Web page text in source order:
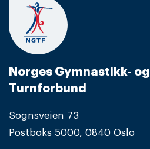
Norges Gymnastikk- og
Turnforbund
Sognsveien 73
Postboks 5000, 0840 Oslo